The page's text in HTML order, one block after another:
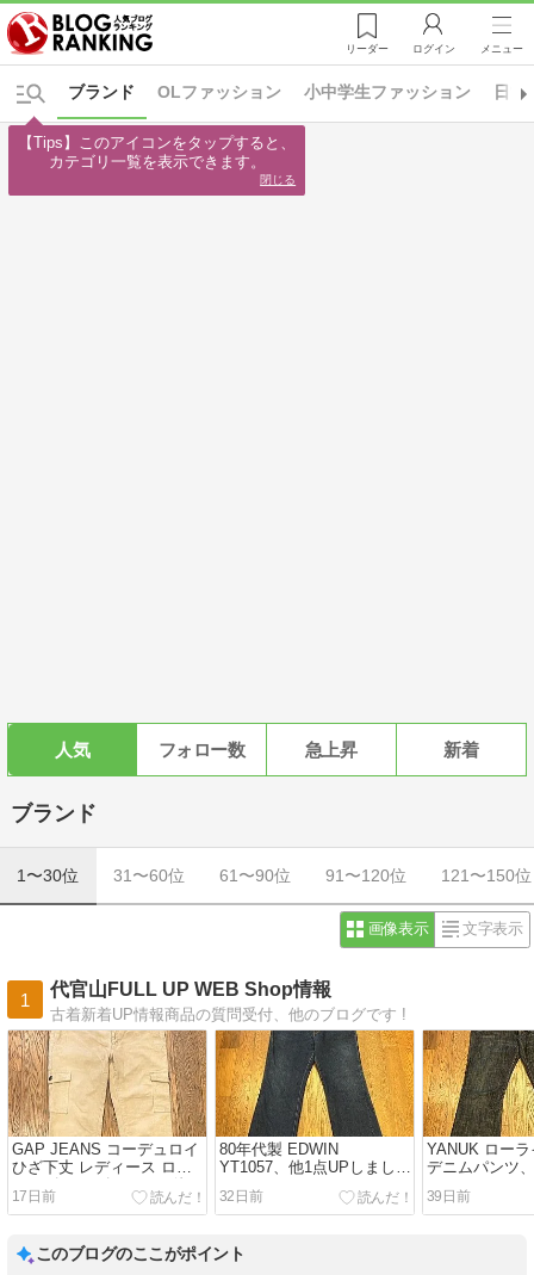
リーダー ログイン メニュー
OLファッション 小中学生ファッション 日常
ブランド
人気 フォロー数 急上昇 新着
ブランド
1〜30位 31〜60位 61〜90位 91〜120位 121〜150位
画像表示 文字表示
1
代官山FULL UP WEB Shop情報
古着新着UP情報商品の質問受付、他のブログです !
GAP JEANS コーデュロイ
ひざ下丈 レディース ロー
ライズ カーゴパンツ、他1
点UPしました !
17日前
80年代製 EDWIN
YT1057、他1点UPしました
32日前
YANUK ロー
デニムパンツ
ました !
39日前
このブログのここがポイント
【Tips】このアイコンをタップすると、
カテゴリ一覧を表示できます。
閉じる